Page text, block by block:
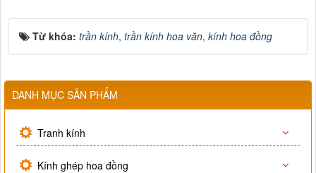
Từ khóa: trần kính, trần kính hoa văn, kính hoa đồng
DANH MỤC SẢN PHẨM
Tranh kính
Kính ghép hoa đồng